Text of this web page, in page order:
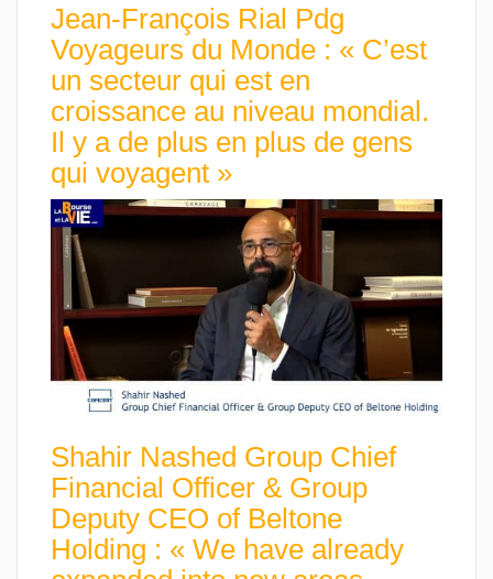
Jean-François Rial Pdg
Voyageurs du Monde : « C’est
un secteur qui est en
croissance au niveau mondial.
Il y a de plus en plus de gens
qui voyagent »
Shahir Nashed Group Chief
Financial Officer & Group
Deputy CEO of Beltone
Holding : « We have already